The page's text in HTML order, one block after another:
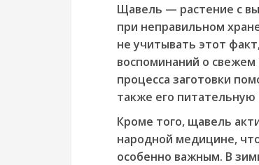
Щавель — растение с
при неправильном
не учитывать этот
воспоминаний о
процесса заготовки
также его питательную
Кроме того, щавель
народной медицине,
особенно важным. В